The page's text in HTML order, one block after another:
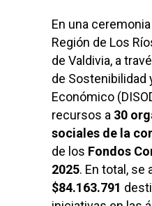
En una
Región de Los
de Valdivia, a
de Sostenibilidad
Económico
recursos a 30
sociales de la
de los Fondos
2025. En total, se
$84.163.791